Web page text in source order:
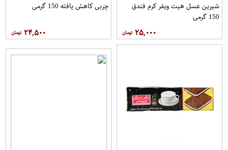
شیرین عسل هیت ویفر کرم فندق
150 گرمی
۲۵,۰۰۰
چربی کاهش یافته 150 گرمی
۲۴,۵۰۰